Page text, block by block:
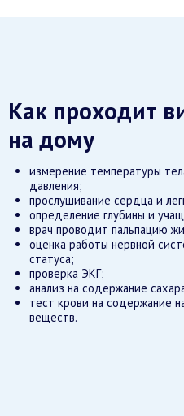
Как проходит
на дому
измерение температуры
давления;
прослушивание сердца и
определение глубины и
врач проводит пальпацию
оценка работы нервной
статуса;
проверка ЭКГ;
анализ на содержание
тест крови на содержание
веществ.